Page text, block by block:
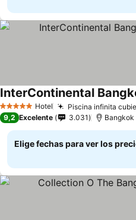
5 Estrellas Hotel Piscina infinita
InterContinental
9,2 Excelente 3.031 Bangkok
Elige fechas para ver los